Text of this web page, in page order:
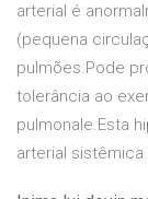
arterial é
(pequena
pulmões.Pode
tolerância ao
pulmonale.Esta
arterial sistêmica.